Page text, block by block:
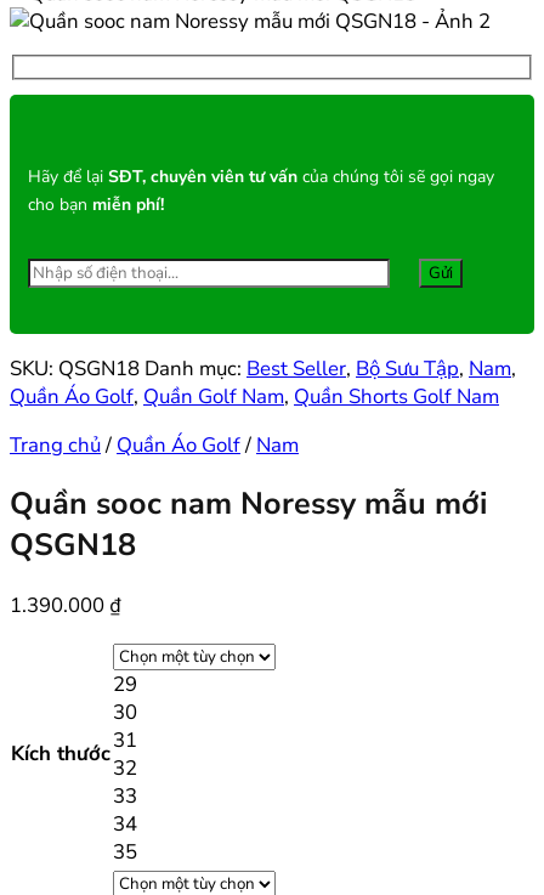
Hãy để lại SĐT, chuyên viên tư vấn của chúng tôi sẽ gọi ngay
cho bạn miễn phí!
SKU: QSGN18 Danh mục: Best Seller, Bộ Sưu Tập, Nam,
Quần Áo Golf, Quần Golf Nam, Quần Shorts Golf Nam
Trang chủ/ Quần Áo Golf/ Nam
Quần sooc nam Noressy mẫu mới
QSGN18
1.390.000 ₫
Kích thước
29
30
31
32
33
34
35